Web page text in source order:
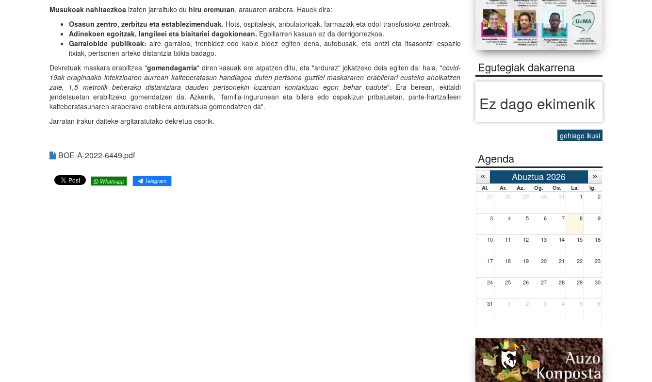
Musukoak nahitaezkoa izaten jarraituko du hiru eremutan, arauaren arabera. Hauek dira:
Osasun zentro, zerbitzu eta establezimenduak. Hots, ospitaleak, anbulatorioak, farmaziak eta odol-transfusioko zentroak.
Adinekoen egoitzak, langileei eta bisitariei dagokionean. Egoiliarren kasuan ez da derrigorrezkoa.
Garraiobide publikoak:aire garraioa, trenbidez edo kable bidez egiten dena, autobusak, eta ontzi eta itsasontzi espazio
itxiak, pertsonen arteko distantzia txikia badago.
Dekretuak maskara erabiltzea "gomendagarria" diren kasuak ere aipatzen ditu, eta "arduraz" jokatzeko deia egiten da: hala, "covid-
19ak eragindako infekzioaren aurrean kalteberatasun handiagoa duten pertsona guztiei maskararen erabilerari eusteko aholkatzen
zaie, 1,5 metrotik beherako distantziara dauden pertsonekin luzaroan kontaktuan egon behar badute". Era berean, ekitaldi
jendetsuetan erabiltzeko gomendatzen da. Azkenik, "familia-ingurunean eta bilera edo ospakizun pribatuetan, parte-hartzaileen
kalteberatasunaren araberako erabilera arduratsua gomendatzen da".
Jarraian irakur daiteke argitaratutako dekretua osorik.
BOE-A-2022-6449.pdf
Whatsapp Telegram
Egutegiak dakarrena
Ez dago ekimenik
gehiago ikusi
Agenda
Abuztua 2026
Al. Ar. Az. Og. Os. La. Ig.
27 28 29 30 31 1 2
3 4 5 6 7 8 9
10 11 12 13 14 15 16
17 18 19 20 21 22 23
24 25 26 27 28 29 30
31 1 2 3 4 5 6